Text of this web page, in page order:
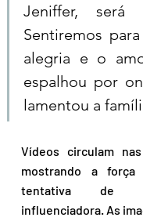
Jeniffer, será
Sentiremos
alegria e o
espalhou por
lamentou a
Vídeos circulam
mostrando a
tentativa de
influenciadora. As